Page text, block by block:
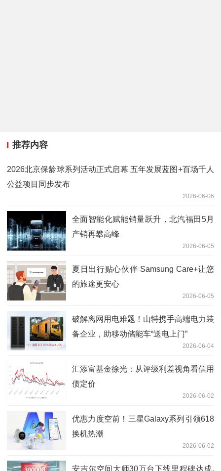
推荐内容
2026北京保龄球系列活动正式启幕 五年发展蓝图+百场千人
公益项目同步发布
2026-06-06
全面智能化赋能销量跃升，北汽福田5月
产销再攀高峰
2026-06-05
夏日出行贴心伙伴 Samsung Care+让您
的旅途更安心
2026-06-05
破解离网用电难题！山特携手高端电力装
备企业，助移动储能车“送电上门”
2026-06-04
汇添富基金徐光：从评级利差视角看信用
债定价
2026-06-02
优惠力度空前！三星Galaxy系列引领618
换机热潮
2026-06-02
安吉尔空间大师30万台下线里程碑达成,